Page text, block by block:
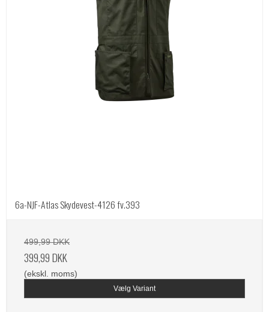
6a-NJF-Atlas Skydevest-4126 fv.393
499,99 DKK
399,99 DKK
(ekskl. moms)
Vælg Variant